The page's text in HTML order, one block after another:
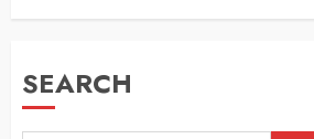
SEARCH